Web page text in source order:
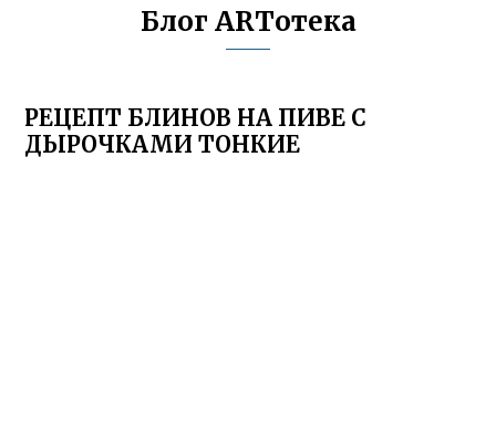
Блог ARTотека
РЕЦЕПТ БЛИНОВ НА ПИВЕ С
ДЫРОЧКАМИ ТОНКИЕ